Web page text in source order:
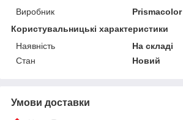
Виробник
Prismacolor
Користувальницькі характеристики
Наявність
На складі
Стан
Новий
Умови доставки